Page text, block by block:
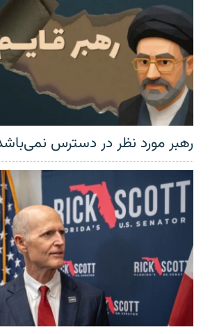
رهبر مورد نظر در دسترس